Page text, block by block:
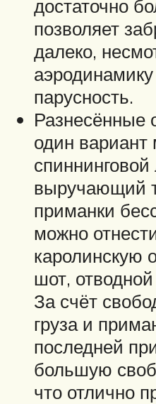
достаточно
позволяет
далеко,
парусность.
Разнесённые
один
спиннинговой
выручающий
приманки
можно
каролинскую
шот,
За счёт
груза и
последней
большую
что отлично